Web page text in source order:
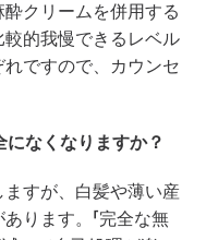
クリームを併用する
的我慢できるレベル
ですので、カウンセ
になくなりますか？
すが、白髪や薄い産
ります。「完全な無